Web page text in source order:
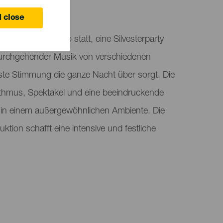
close
die Noche Zero statt, eine Silvesterparty
Musik von verschiedenen
Stimmung die ganze Nacht über sorgt. Die
Spektakel und eine beeindruckende
einem außergewöhnlichen Ambiente. Die
schafft eine intensive und festliche